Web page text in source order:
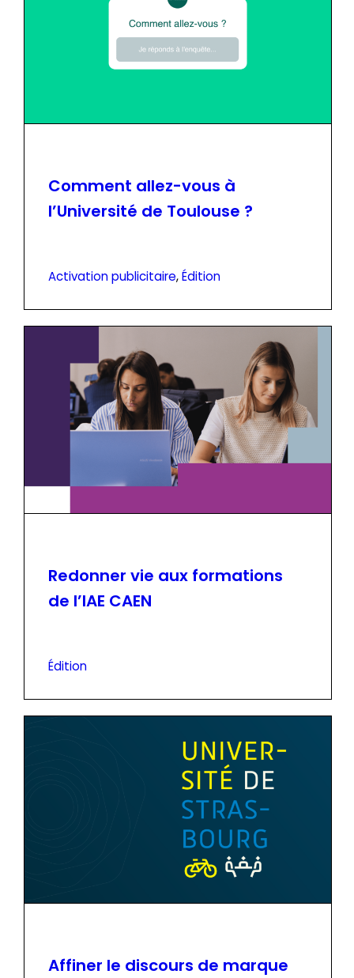
Comment allez-vous à
l’Université de Toulouse ?
Activation publicitaire, Édition
Redonner vie aux formations
de l’IAE CAEN
Édition
Affiner le discours de marque